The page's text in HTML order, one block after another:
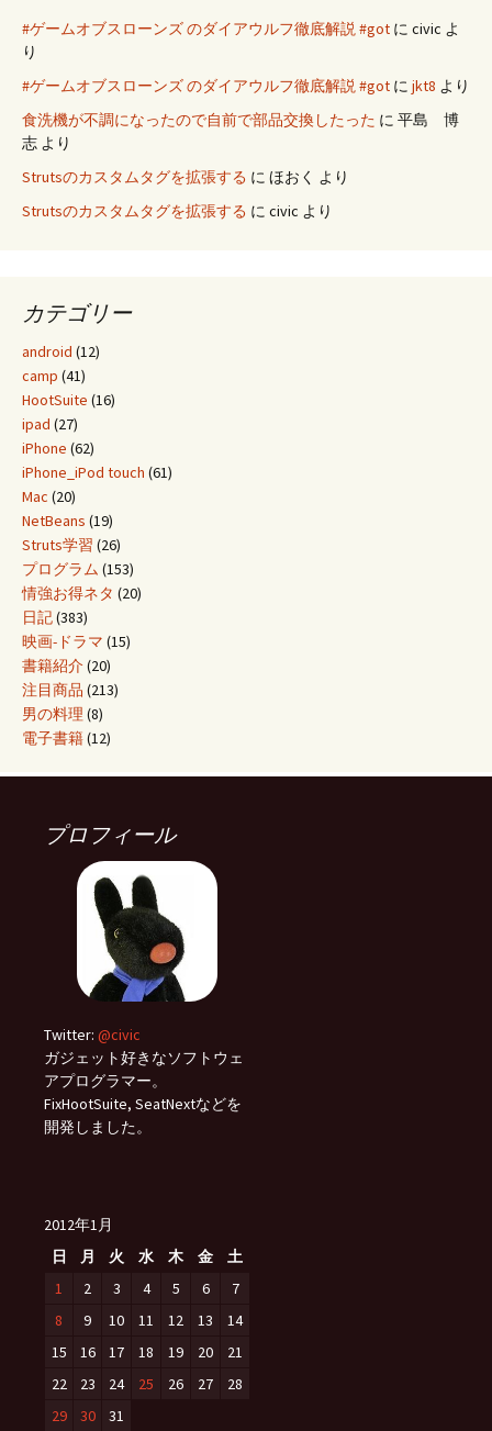
#ゲームオブスローンズ のダイアウルフ徹底解説 #got に civic よ
り
#ゲームオブスローンズ のダイアウルフ徹底解説 #got に jkt8 より
食洗機が不調になったので自前で部品交換したった に 平島 博
志 より
Strutsのカスタムタグを拡張する に ほおく より
Strutsのカスタムタグを拡張する に civic より
カテゴリー
android (12)
camp (41)
HootSuite (16)
ipad (27)
iPhone (62)
iPhone_iPod touch (61)
Mac (20)
NetBeans (19)
Struts学習 (26)
プログラム (153)
情強お得ネタ (20)
日記(383)
映画-ドラマ (15)
書籍紹介(20)
注目商品 (213)
男の料理 (8)
電子書籍(12)
プロフィール
Twitter: @civic
ガジェット好きなソフトウェ
アプログラマー。
FixHootSuite, SeatNextなどを
開発しました。
2012年1月
日
月 火 水 木 金
土
1
2 3 4 5 6
7
8
9 10 11 12 13
14
15
16 17 18 19 20
21
22
23 24 25 26 27
28
29
30 31